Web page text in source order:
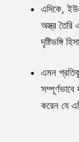
এদিকে,
অস্ত্র তৈরি
দৃষ্টিভঙ্গি
এমন
করেন যে